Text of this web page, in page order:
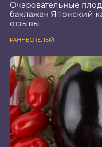
Очаровательные
баклажан Японский
отзывы
РАННЕСПЕЛЫЙ